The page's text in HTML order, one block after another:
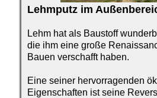
Lehmputz im
Lehm hat als Baustoff
die ihm eine große
Bauen verschafft haben.
Eine seiner hervorragenden
Eigenschaften ist seine